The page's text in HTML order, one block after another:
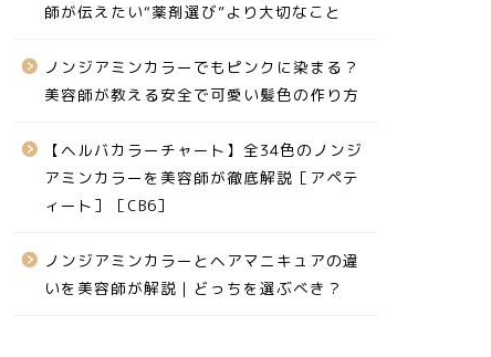
師が伝えたい“薬剤選び”より大切なこと
ノンジアミンカラーでもピンクに染まる？
美容師が教える安全で可愛い髪色の作り方
【ヘルバカラーチャート】全34色のノンジ
アミンカラーを美容師が徹底解説［アペテ
ィート］［CB6］
ノンジアミンカラーとヘアマニキュアの違
いを美容師が解説｜どっちを選ぶべき？